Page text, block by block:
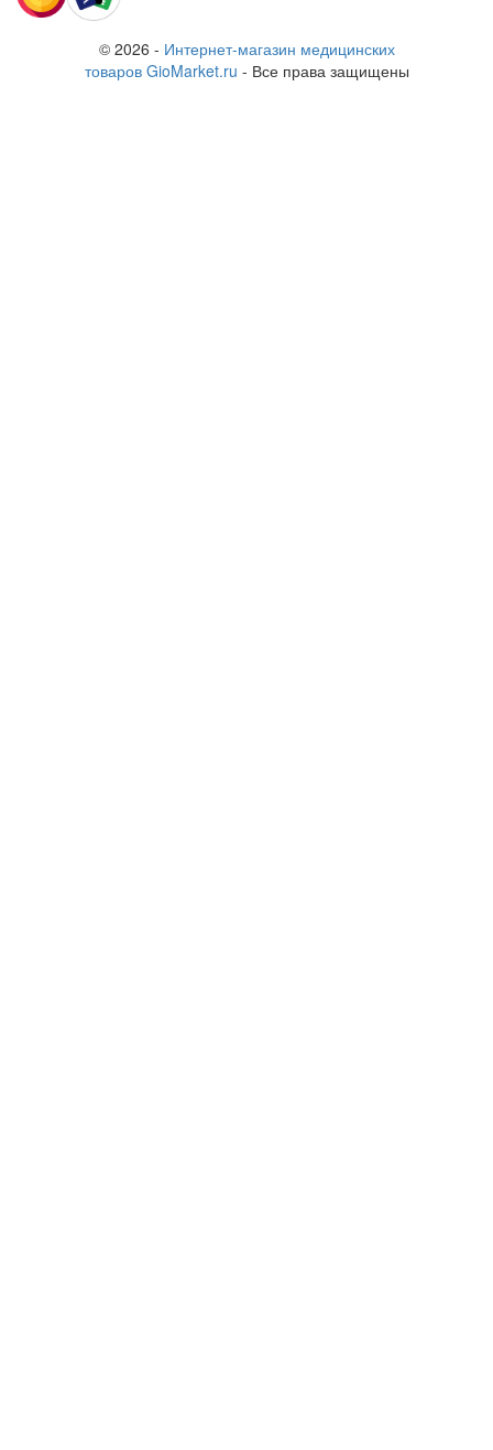
© 2026 - Интернет-магазин медицинских
товаров GioMarket.ru - Все права защищены